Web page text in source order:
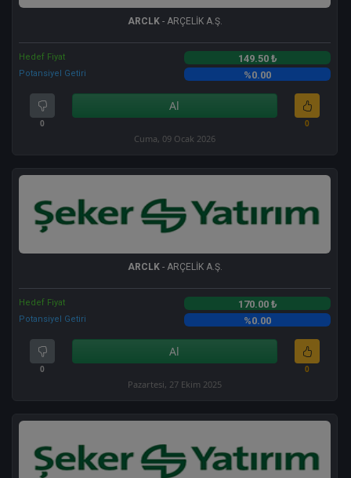
ARCLK- ARÇELİK A.Ş.
Hedef Fiyat 149.50 ₺
Potansiyel Getiri %0.00
0
Al
0
Cuma, 09 Ocak 2026
ARCLK- ARÇELİK A.Ş.
Hedef Fiyat 170.00 ₺
Potansiyel Getiri %0.00
0
Al
0
Pazartesi, 27 Ekim 2025